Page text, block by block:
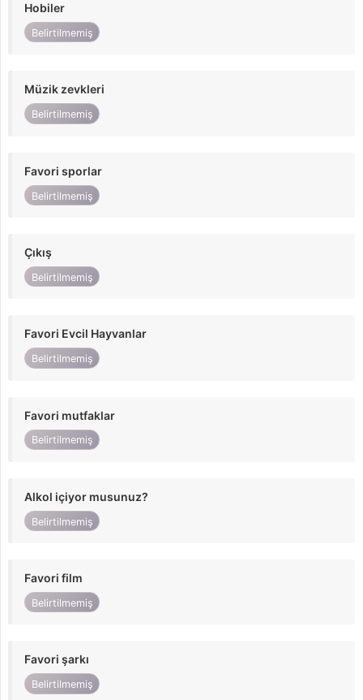
Hobiler
Belirtilmemiş
Müzik zevkleri
Belirtilmemiş
Favori sporlar
Belirtilmemiş
Çıkış
Belirtilmemiş
Favori Evcil Hayvanlar
Belirtilmemiş
Favori mutfaklar
Belirtilmemiş
Alkol içiyor musunuz?
Belirtilmemiş
Favori film
Belirtilmemiş
Favori şarkı
Belirtilmemiş